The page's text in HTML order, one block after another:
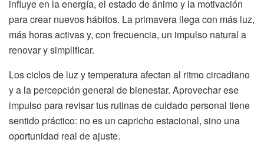
influye en la energía, el estado de ánimo y la motivación
para crear nuevos hábitos. La primavera llega con más luz,
más horas activas y, con frecuencia, un impulso natural a
renovar y simplificar.
Los ciclos de luz y temperatura afectan al ritmo circadiano
y a la percepción general de bienestar. Aprovechar ese
impulso para revisar tus rutinas de cuidado personal tiene
sentido práctico: no es un capricho estacional, sino una
oportunidad real de ajuste.